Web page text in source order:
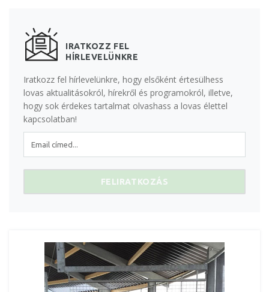
IRATKOZZ FEL
HÍRLEVELÜNKRE
Iratkozz fel hírlevelünkre, hogy elsőként értesülhess
lovas aktualitásokról, hírekről és programokról, illetve,
hogy sok érdekes tartalmat olvashass a lovas élettel
kapcsolatban!